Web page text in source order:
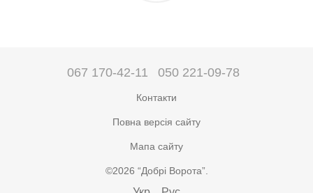
067 170-42-11 050 221-09-78
Контакти
Повна версія сайту
Мапа сайту
©2026 “Добрі Ворота”.